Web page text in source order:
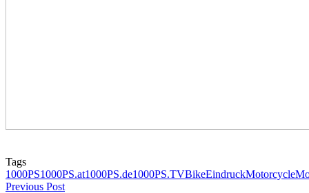
Tags
1000PS1000PS.at1000PS.de1000PS.TVBikeEindruckMotorcycle
Previous Post